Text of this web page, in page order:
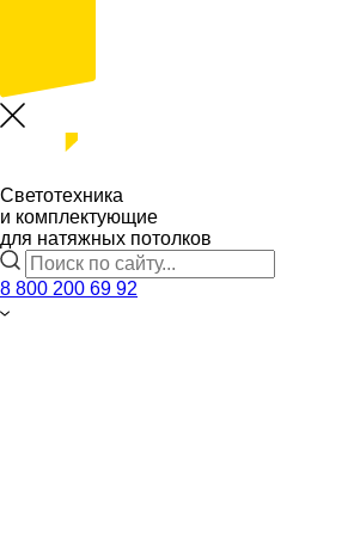
Светотехника
и комплектующие
для натяжных потолков
8 800 200 69 92